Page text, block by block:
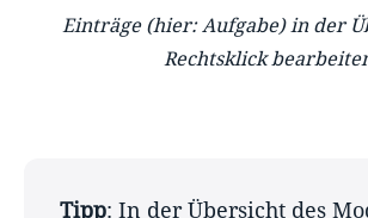
Einträge (hier: Aufgabe) in der
Rechtsklick
Tipp: In der Übersicht des